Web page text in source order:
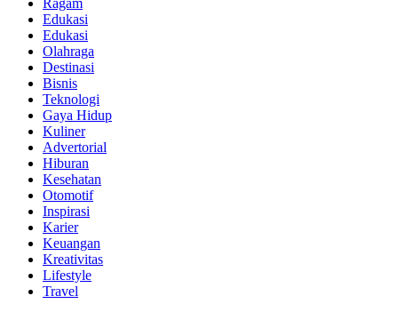
Edukasi
Edukasi
Olahraga
Destinasi
Bisnis
Teknologi
Gaya Hidup
Kuliner
Advertorial
Hiburan
Kesehatan
Otomotif
Inspirasi
Karier
Keuangan
Kreativitas
Lifestyle
Travel